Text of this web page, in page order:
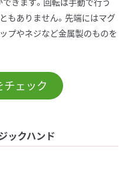
もありません。先端にはマグ
プやネジなど金属製のものを
チェック
ックハンド